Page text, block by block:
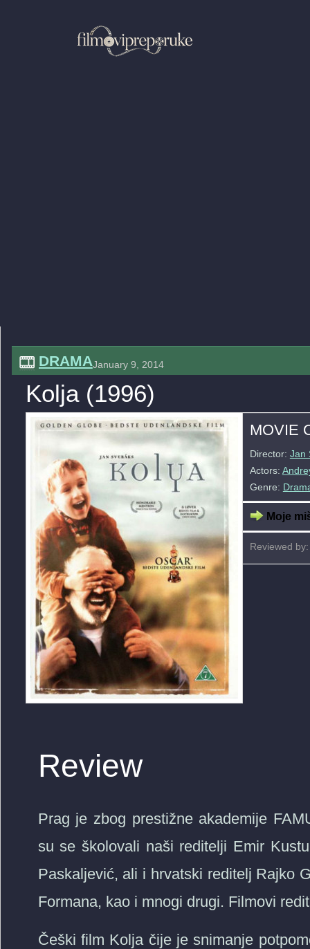
DRAMAJanuary 9, 2014
Kolja (1996)
MOVIE
Director: Jan
Actors:
Genre:
Moje
Reviewed
Review
Prag je zbog prestižne akademije
su se školovali naši reditelji Emir
Paskaljević, ali i hrvatski reditelj Rajko
Formana, kao i mnogi drugi. Filmovi
Češki film Kolja čije je snimanje